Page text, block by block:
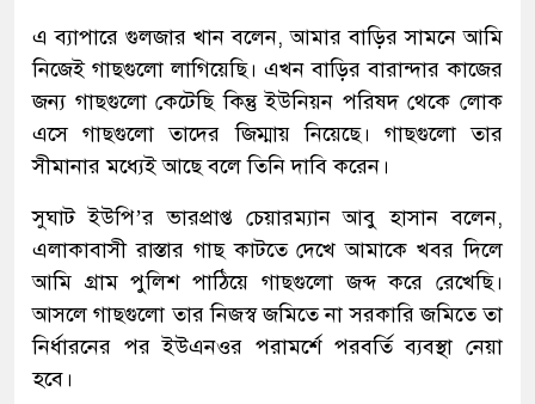
এ ব্যাপারে গুলজার খান বলেন, আমার বাড়ির সামনে আমি
নিজেই গাছগুলো লাগিয়েছি। এখন বাড়ির বারান্দার কাজের
জন্য গাছগুলো কেটেছি কিন্তু ইউনিয়ন পরিষদ থেকে লোক
এসে গাছগুলো তাদের জিম্মায় নিয়েছে। গাছগুলো তার
সীমানার মধ্যেই আছে বলে তিনি দাবি করেন।
সুঘাট ইউপি’র ভারপ্রাপ্ত চেয়ারম্যান আবু হাসান বলেন,
এলাকাবাসী রাস্তার গাছ কাটতে দেখে আমাকে খবর দিলে
আমি গ্রাম পুলিশ পাঠিয়ে গাছগুলো জব্দ করে রেখেছি।
আসলে গাছগুলো তার নিজস্ব জমিতে না সরকারি জমিতে তা
নির্ধারনের পর ইউএনওর পরামর্শে পরবর্তি ব্যবস্থা নেয়া
হবে।